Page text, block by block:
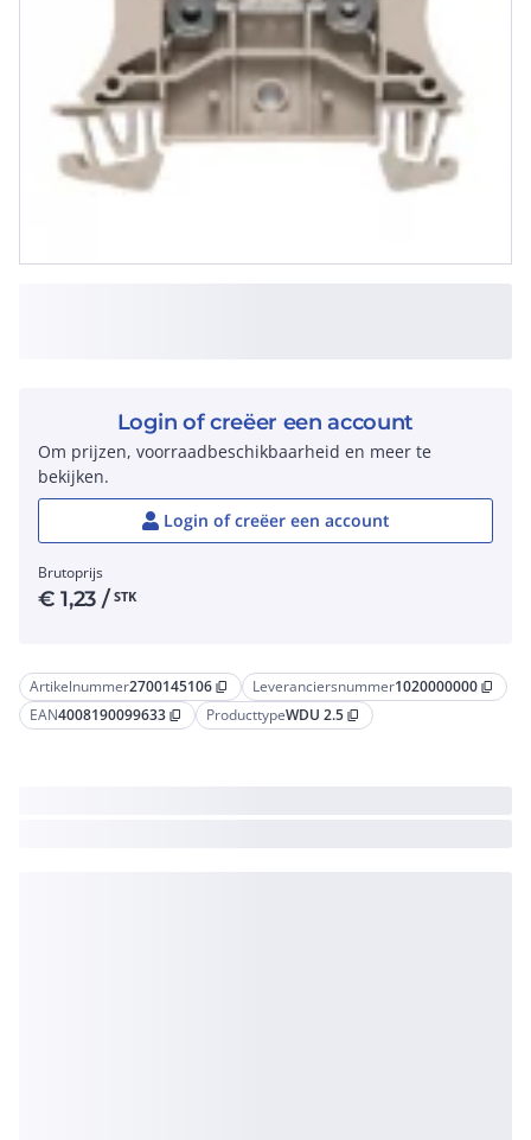
Artikelnummer2700145106 content_copy Leveranciersnummer1020000000 content_copy
EAN4008190099633 content_copy ProducttypeWDU 2.5 content_copy
Login of creëer een account
Om prijzen, voorraadbeschikbaarheid en meer te
bekijken.
Login of creëer een account
Brutoprijs
€1,23 / STK